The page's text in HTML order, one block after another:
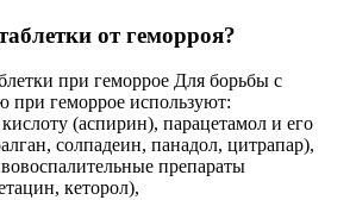
от геморроя?
при геморрое Для борьбы с
при геморрое используют:
(аспирин), парацетамол и его
солпадеин, панадол, цитрапар),
препараты
кеторол),